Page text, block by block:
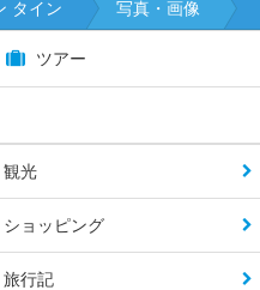
タイン 写真・画像
ツアー
観光
ショッピング
旅行記